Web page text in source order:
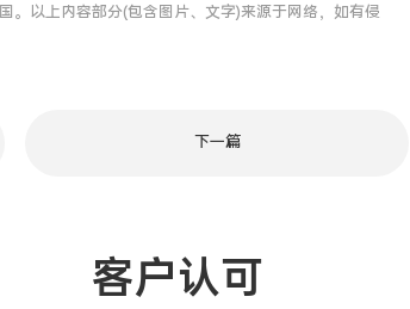
。以上内容部分(包含图片、文字)来源于网络，如有侵
下一篇
客户认可